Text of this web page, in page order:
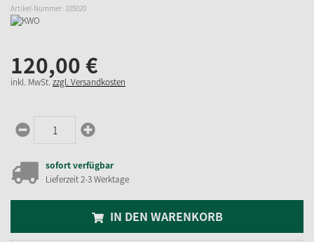
Artikel-Nummer: 105020
120,00€
inkl. MwSt.zzgl. Versandkosten
sofort verfügbar
Lieferzeit 2-3 Werktage
IN DEN WARENKORB